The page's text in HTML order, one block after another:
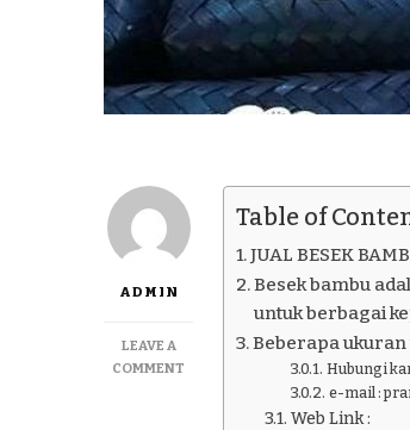
ADMIN
LEAVE A
COMMENT
Table of
JUAL BESEK
Besek bambu
untuk berbagai
Beberapa ukuran
Hubungi
e-mail :
Web Link :